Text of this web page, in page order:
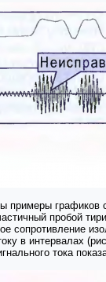
графиков
пробой
сопротивление
в интервалах
тока